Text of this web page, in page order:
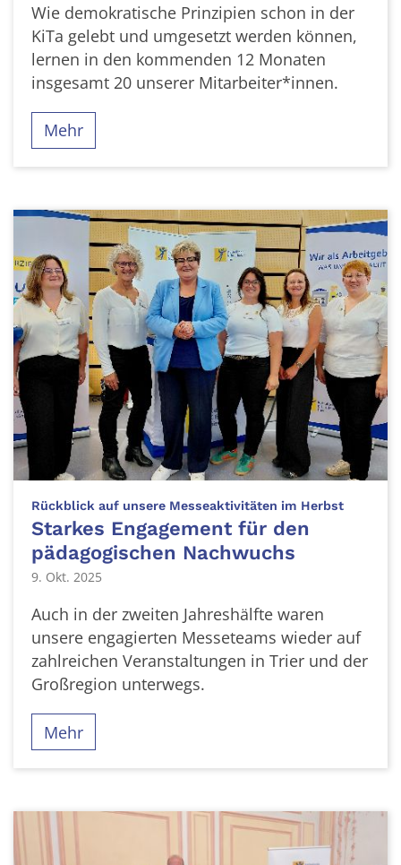
Wie demokratische Prinzipien schon in der
KiTa gelebt und umgesetzt werden können,
lernen in den kommenden 12 Monaten
insgesamt 20 unserer Mitarbeiter*innen.
Mehr
Rückblick auf unsere Messeaktivitäten im Herbst:
Starkes Engagement für den
pädagogischen Nachwuchs
9. Okt. 2025
Auch in der zweiten Jahreshälfte waren
unsere engagierten Messeteams wieder auf
zahlreichen Veranstaltungen in Trier und der
Großregion unterwegs.
Mehr